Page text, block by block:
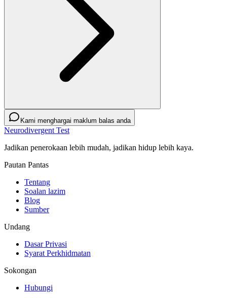
Kami menghargai maklum balas anda
Neurodivergent Test
Jadikan penerokaan lebih mudah, jadikan hidup lebih kaya.
Pautan Pantas
Tentang
Soalan lazim
Blog
Sumber
Undang
Dasar Privasi
Syarat Perkhidmatan
Sokongan
Hubungi